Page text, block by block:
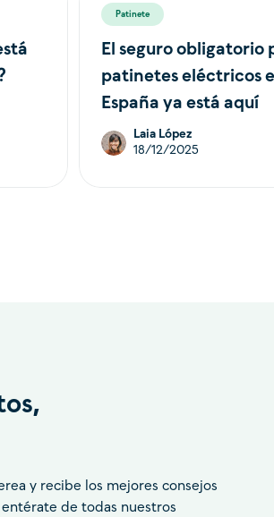
Patinete
El seguro obligatorio
patinetes eléctricos
España ya está aquí
Laia López
18/12/2025
y recibe los mejores consejos
entérate de todas nuestros